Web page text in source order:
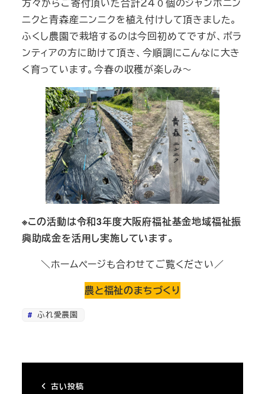
方々からご寄付頂いた合計２４０個のジャンボニン
ニクと青森産ニンニクを植え付けして頂きました。
ふくし農園で栽培するのは今回初めてですが、ボラ
ンティアの方に助けて頂き、今順調にこんなに大き
く育っています。今春の収穫が楽しみ～
※この活動は令和3年度大阪府福祉基金地域福祉振
興助成金を活用し実施しています。
＼ホームページも合わせてご覧ください／
農と福祉のまちづくり
ふれ愛農園
古い投稿